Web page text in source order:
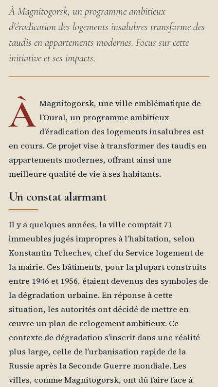
À Magnitogorsk, un programme ambitieux
d'éradication des logements insalubres transforme des
taudis en appartements modernes. Focus sur cette
initiative et ses impacts.
À Magnitogorsk, une ville emblématique de
l’Oural, un programme ambitieux
d’éradication des logements insalubres est
en cours. Ce projet vise à transformer des taudis en
appartements modernes, offrant ainsi une
meilleure qualité de vie à ses habitants.
Un constat alarmant
Il y a quelques années, la ville comptait 71
immeubles jugés impropres à l’habitation, selon
Konstantin Tchechev, chef du Service logement de
la mairie. Ces bâtiments, pour la plupart construits
entre 1946 et 1956, étaient devenus des symboles de
la dégradation urbaine. En réponse à cette
situation, les autorités ont décidé de mettre en
œuvre un plan de relogement ambitieux. Ce
contexte de dégradation s’inscrit dans une réalité
plus large, celle de l’urbanisation rapide de la
Russie après la Seconde Guerre mondiale. Les
villes, comme Magnitogorsk, ont dû faire face à